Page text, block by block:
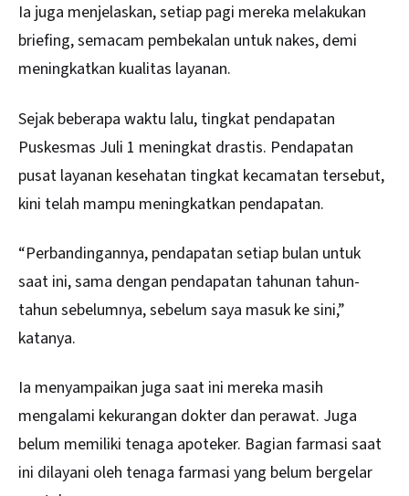
Ia juga menjelaskan, setiap pagi mereka melakukan
briefing, semacam pembekalan untuk nakes, demi
meningkatkan kualitas layanan.
Sejak beberapa waktu lalu, tingkat pendapatan
Puskesmas Juli 1 meningkat drastis. Pendapatan
pusat layanan kesehatan tingkat kecamatan tersebut,
kini telah mampu meningkatkan pendapatan.
“Perbandingannya, pendapatan setiap bulan untuk
saat ini, sama dengan pendapatan tahunan tahun-
tahun sebelumnya, sebelum saya masuk ke sini,”
katanya.
Ia menyampaikan juga saat ini mereka masih
mengalami kekurangan dokter dan perawat. Juga
belum memiliki tenaga apoteker. Bagian farmasi saat
ini dilayani oleh tenaga farmasi yang belum bergelar